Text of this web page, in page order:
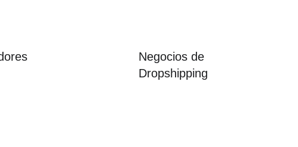
Negocios de
Dropshipping